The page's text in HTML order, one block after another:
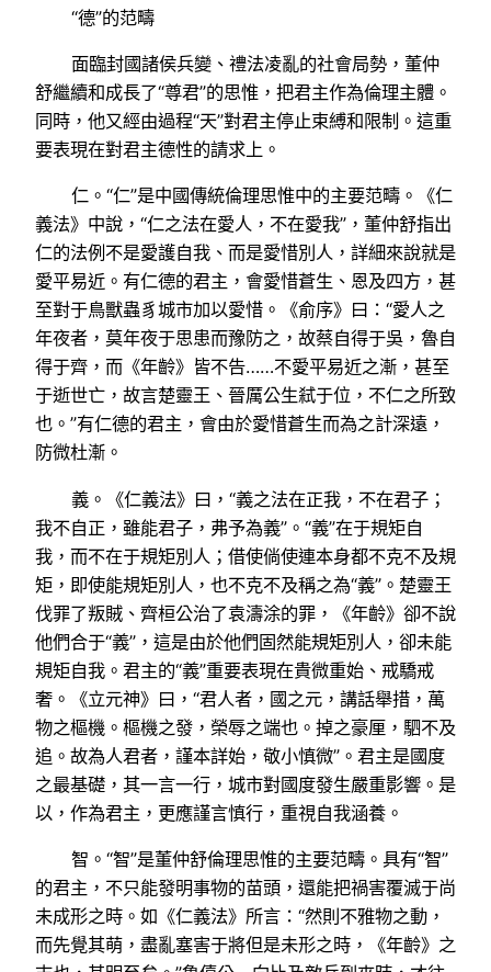
“德”的范疇
面臨封國諸侯兵變、禮法凌亂的社會局勢，董仲
舒繼續和成長了“尊君”的思惟，把君主作為倫理主體。
同時，他又經由過程“天”對君主停止束縛和限制。這重
要表現在對君主德性的請求上。
仁。“仁”是中國傳統倫理思惟中的主要范疇。《仁
義法》中說，“仁之法在愛人，不在愛我”，董仲舒指出
仁的法例不是愛護自我、而是愛惜別人，詳細來說就是
愛平易近。有仁德的君主，會愛惜蒼生、恩及四方，甚
至對于鳥獸蟲豸城市加以愛惜。《俞序》曰：“愛人之
年夜者，莫年夜于思患而豫防之，故蔡自得于吳，魯自
得于齊，而《年齡》皆不告……不愛平易近之漸，甚至
于逝世亡，故言楚靈王、晉厲公生弒于位，不仁之所致
也。”有仁德的君主，會由於愛惜蒼生而為之計深遠，
防微杜漸。
義。《仁義法》曰，“義之法在正我，不在君子；
我不自正，雖能君子，弗予為義”。“義”在于規矩自
我，而不在于規矩別人；借使倘使連本身都不克不及規
矩，即使能規矩別人，也不克不及稱之為“義”。楚靈王
伐罪了叛賊、齊桓公治了袁濤涂的罪，《年齡》卻不說
他們合于“義”，這是由於他們固然能規矩別人，卻未能
規矩自我。君主的“義”重要表現在貴微重始、戒驕戒
奢。《立元神》曰，“君人者，國之元，講話舉措，萬
物之樞機。樞機之發，榮辱之端也。掉之豪厘，駟不及
追。故為人君者，謹本詳始，敬小慎微”。君主是國度
之最基礎，其一言一行，城市對國度發生嚴重影響。是
以，作為君主，更應謹言慎行，重視自我涵養。
智。“智”是董仲舒倫理思惟的主要范疇。具有“智”
的君主，不只能發明事物的苗頭，還能把禍害覆滅于尚
未成形之時。如《仁義法》所言：“然則不雅物之動，
而先覺其萌，盡亂塞害于將但是未形之時，《年齡》之